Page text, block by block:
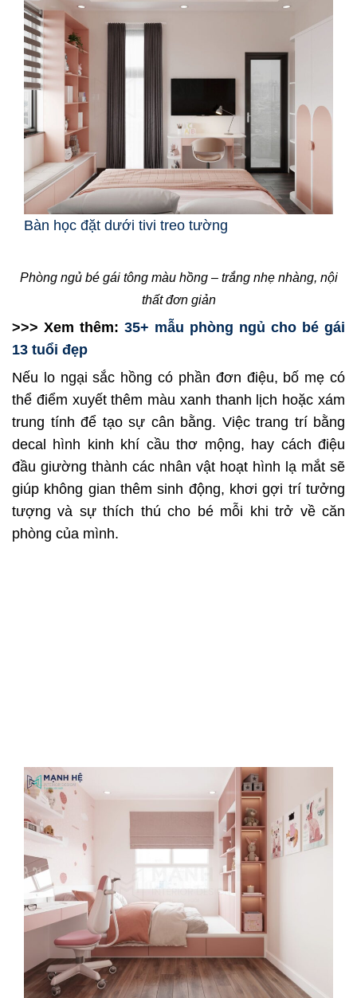
Bàn học đặt dưới tivi treo tường
Phòng ngủ bé gái tông màu hồng – trắng nhẹ nhàng, nội
thất đơn giản
>>> Xem thêm: 35+ mẫu phòng ngủ cho bé gái
13 tuổi đẹp
Nếu lo ngại sắc hồng có phần đơn điệu, bố mẹ có
thể điểm xuyết thêm màu xanh thanh lịch hoặc xám
trung tính để tạo sự cân bằng. Việc trang trí bằng
decal hình kinh khí cầu thơ mộng, hay cách điệu
đầu giường thành các nhân vật hoạt hình lạ mắt sẽ
giúp không gian thêm sinh động, khơi gợi trí tưởng
tượng và sự thích thú cho bé mỗi khi trở về căn
phòng của mình.